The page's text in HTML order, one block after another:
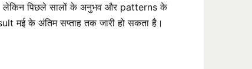
लेकिन पिछले सालों के अनुभव और patterns के
मई के अंतिम सप्ताह तक जारी हो सकता है।